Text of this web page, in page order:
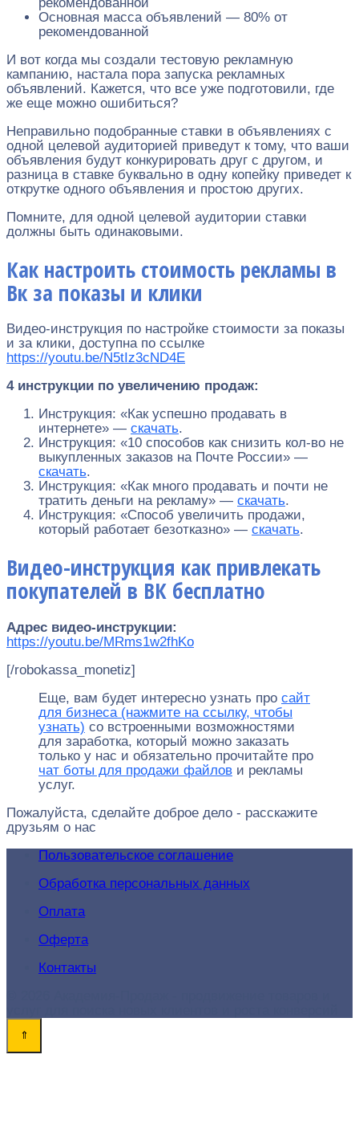
Основная масса объявлений — 80% от
рекомендованной
И вот когда мы создали тестовую рекламную
кампанию, настала пора запуска рекламных
объявлений. Кажется, что все уже подготовили, где
же еще можно ошибиться?
Неправильно подобранные ставки в объявлениях с
одной целевой аудиторией приведут к тому, что ваши
объявления будут конкурировать друг с другом, и
разница в ставке буквально в одну копейку приведет к
открутке одного объявления и простою других.
Помните, для одной целевой аудитории ставки
должны быть одинаковыми.
Как настроить стоимость рекламы в
Вк за показы и клики
Видео-инструкция по настройке стоимости за показы
и за клики, доступна по ссылке
https://youtu.be/N5tIz3cND4E
4 инструкции по увеличению продаж:
Инструкция: «Как успешно продавать в
интернете» — скачать.
Инструкция: «10 способов как снизить кол-во не
выкупленных заказов на Почте России» —
скачать.
Инструкция: «Как много продавать и почти не
тратить деньги на рекламу» — скачать.
Инструкция: «Способ увеличить продажи,
который работает безотказно» — скачать.
Видео-инструкция как привлекать
покупателей в ВК бесплатно
Адрес видео-инструкции:
https://youtu.be/MRms1w2fhKo
[/robokassa_monetiz]
Еще, вам будет интересно узнать про сайт
для бизнеса (нажмите на ссылку, чтобы
узнать) со встроенными возможностями
для заработка, который можно заказать
только у нас и обязательно прочитайте про
чат боты для продажи файлов и рекламы
услуг.
Пожалуйста, сделайте доброе дело - расскажите
друзьям о нас
Пользовательское соглашение
Обработка персональных данных
Оплата
Оферта
Контакты